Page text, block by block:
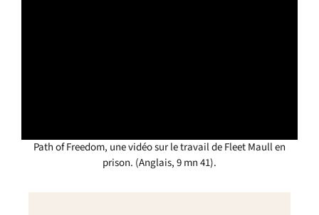
Path of Freedom, une vidéo sur le travail de Fleet Maull en
prison. (Anglais, 9 mn 41).